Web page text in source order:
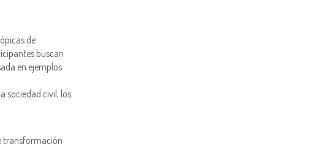
de
buscan
en ejemplos
sociedad civil, los
transformación